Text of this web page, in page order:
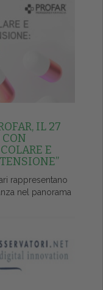
IL 27
E
rappresentano
nel panorama